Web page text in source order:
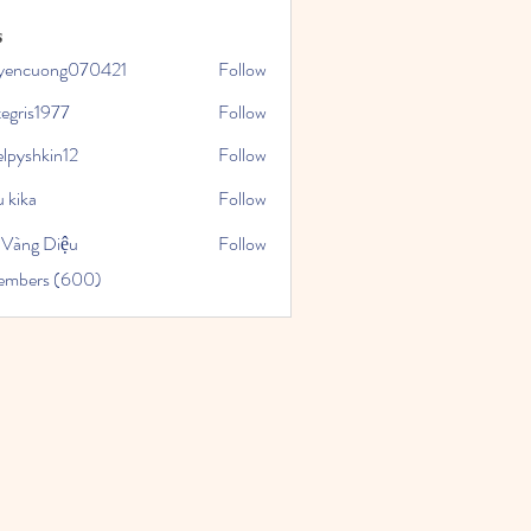
Follow
Follow
Follow
kika
Follow
Diệu
Follow
(600)